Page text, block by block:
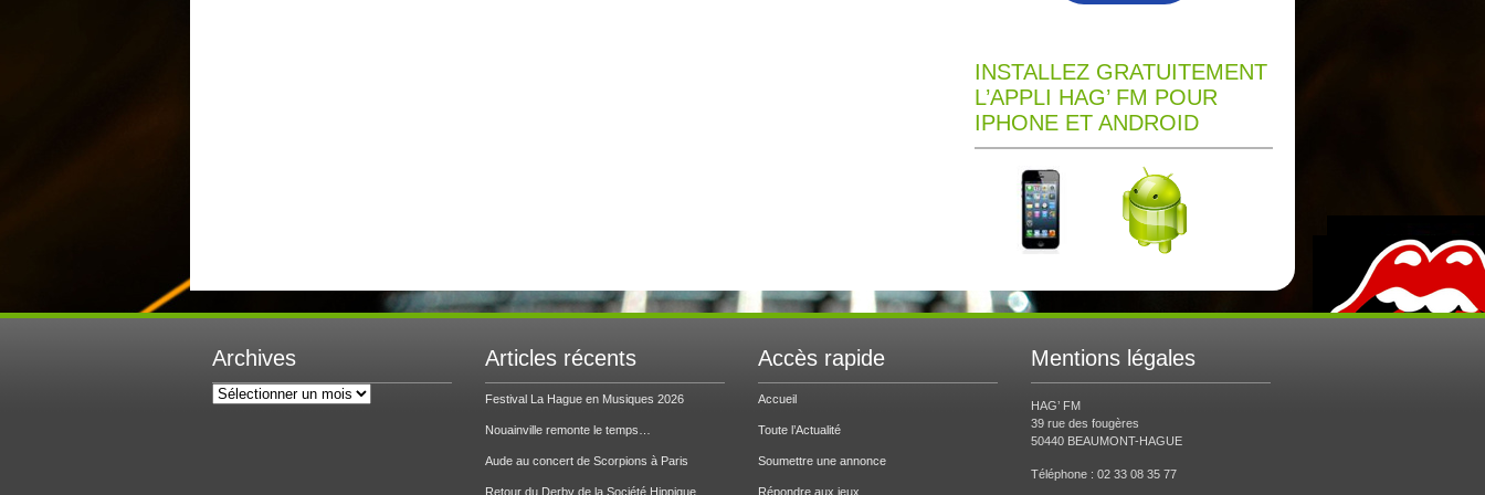
INSTALLEZ GRATUITEMENT
L’APPLI HAG’ FM POUR
IPHONE ET ANDROID
Archives
Archives
Articles récents
Festival La Hague en Musiques 2026
Nouainville remonte le temps…
Aude au concert de Scorpions à Paris
Retour du Derby de la Société Hippique
Accès rapide
Accueil
Toute l’Actualité
Soumettre une annonce
Répondre aux jeux
Mentions légales
HAG’ FM
39 rue des fougères
50440 BEAUMONT-HAGUE
Téléphone : 02 33 08 35 77